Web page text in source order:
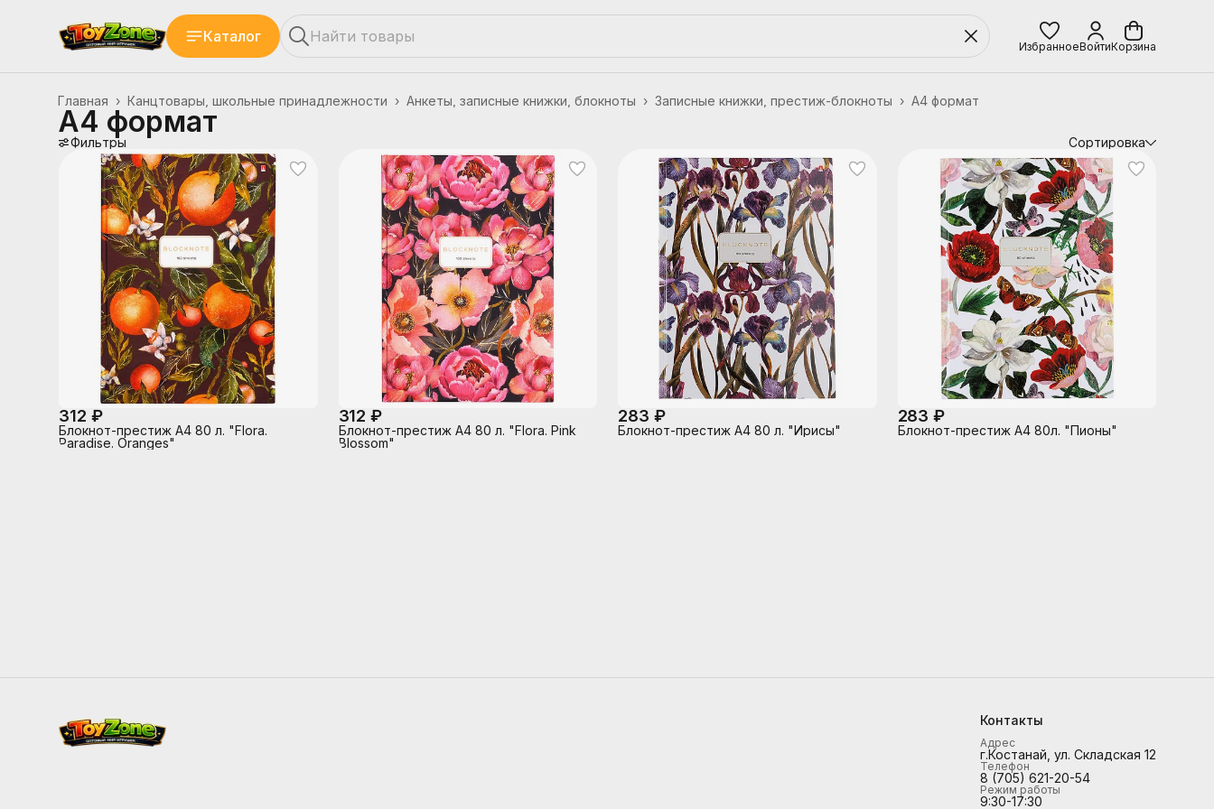
Каталог
ИзбранноеВойтиКорзина
А4 формат
Записные книжки, престиж-блокноты ›
Анкеты, записные книжки, блокноты ›
Канцтовары, школьные принадлежности ›
Главная ›
А4 формат
Фильтры Сортировка
312 ₽
Блокнот-престиж А4 80 л. "Flora.
Paradise. Oranges"
312 ₽
Блокнот-престиж А4 80 л. "Flora. Pink
Blossom"
283 ₽
Блокнот-престиж А4 80 л. "Ирисы"
283 ₽
Блокнот-престиж А4 80л. "Пионы"
Контакты
Адрес
г.Костанай, ул. Складская 12
Телефон
8 (705) 621-20-54
Режим работы
9:30-17:30